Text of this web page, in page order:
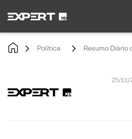
Política Resumo
25/11/